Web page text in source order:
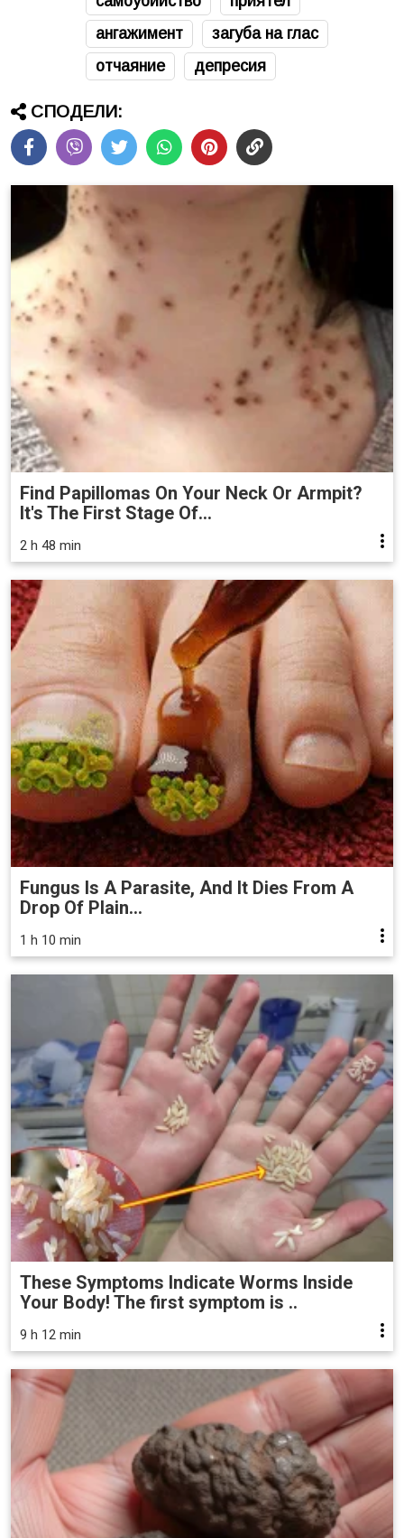
ангажимент
загуба на глас
отчаяние
депресия
СПОДЕЛИ:
Find Papillomas On Your Neck Or Armpit?
It's The First Stage Of...
2 h 48 min
Fungus Is A Parasite, And It Dies From A
Drop Of Plain...
1 h 10 min
These Symptoms Indicate Worms Inside
Your Body! The first symptom is ..
9 h 12 min